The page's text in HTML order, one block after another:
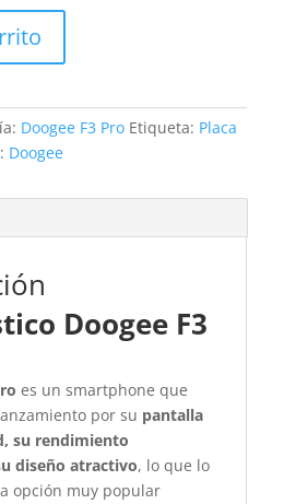
Doogee F3 Pro Etiqueta: Placa
Doogee
Doogee F3
es un smartphone que
por su pantalla
su rendimiento
diseño atractivo, lo que lo
opción muy popular